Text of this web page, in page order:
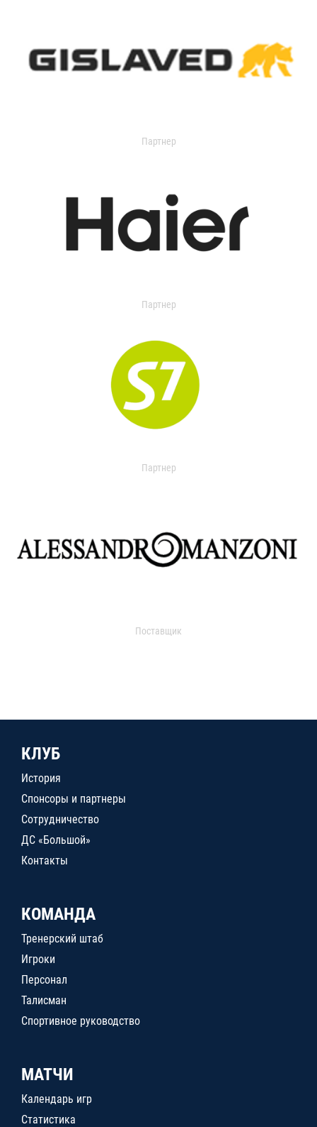
Партнер
Партнер
Партнер
Поставщик
КЛУБ
История
Спонсоры и партнеры
Сотрудничество
ДС «Большой»
Контакты
КОМАНДА
Тренерский штаб
Игроки
Персонал
Талисман
Спортивное руководство
МАТЧИ
Календарь игр
Статистика